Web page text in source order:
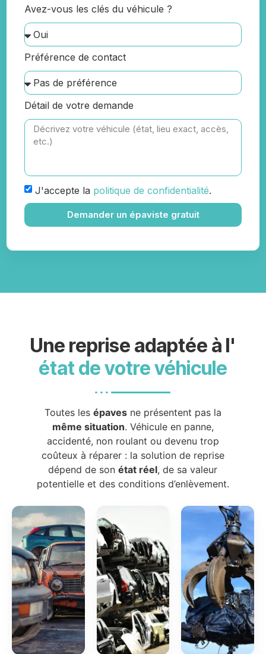
Avez-vous les clés du véhicule ?
Préférence de contact
Détail de votre demande
J'accepte la politique de confidentialité.
Demander un épaviste gratuit
Une reprise adaptée à l'
état de votre véhicule
Toutes les épavesne présentent pas la
même situation. Véhicule en panne,
accidenté, non roulant ou devenu trop
coûteux à réparer : la solution de reprise
dépend de sonétat réel, de sa valeur
potentielle et des conditions d’enlèvement.